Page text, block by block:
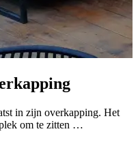
in zijn overkapping. Het
om te zitten …